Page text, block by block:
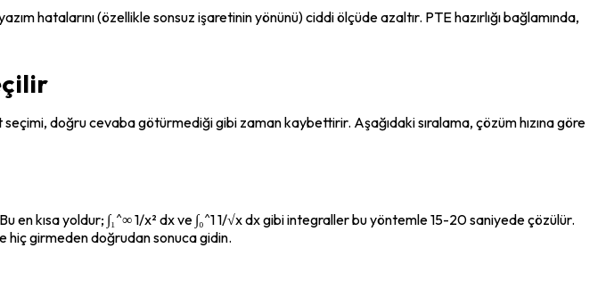
hatalarını (özellikle sonsuz işaretinin yönünü) ciddi ölçüde azaltır. PTE hazırlığı bağlamında,
doğru cevaba götürmediği gibi zaman kaybettirir. Aşağıdaki sıralama, çözüm hızına göre
en kısa yoldur; ∫₁^∞ 1/x² dx ve ∫₀^1 1/√x dx gibi integraller bu yöntemle 15-20 saniyede çözülür.
hiç girmeden doğrudan sonuca gidin.